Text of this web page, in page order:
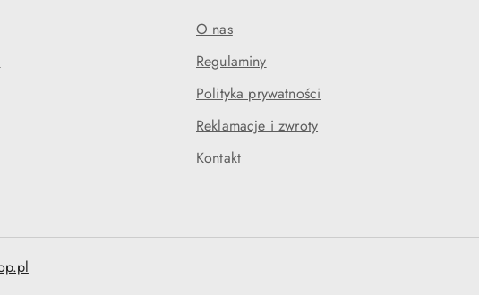
O nas
Regulaminy
Polityka prywatności
Reklamacje i zwroty
Kontakt